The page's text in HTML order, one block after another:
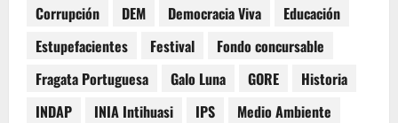
Corrupción
DEM Democracia Viva
Educación
Estupefacientes
Festival
Fondo concursable
Fragata Portuguesa
Galo Luna GORE
Historia
INDAP
INIA Intihuasi IPS
Medio Ambiente